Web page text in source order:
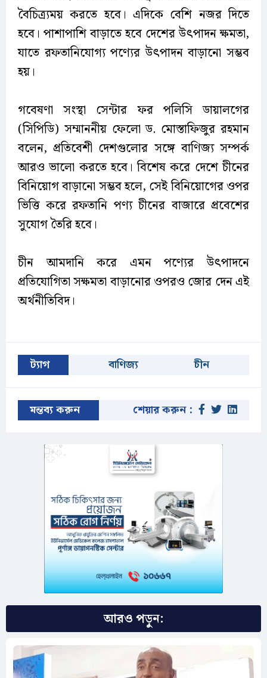
বৈচিত্র্যময় করতে হবে। এদিকে বেশি নজর দিতে
হবে। পাশাপাশি বাড়াতে হবে দেশের উৎপাদন ক্ষমতা,
যাতে রফতানিযোগ্য পণ্যের উৎপাদন বাড়ানো সম্ভব
হয়।
গবেষণা সংস্থা সেন্টার ফর পলিসি ডায়ালগের
(সিপিডি) সম্মাননীয় ফেলো ড. মোস্তাফিজুর রহমান
বলেন, প্রতিবেশী দেশগুলোর সঙ্গে বাণিজ্য সম্পর্ক
আরও ভালো করতে হবে। বিশেষ করে দেশে চীনের
বিনিয়োগ বাড়ানো সম্ভব হলে, সেই বিনিয়োগের ওপর
ভিত্তি করে রফতানি পণ্য চীনের বাজারে প্রবেশের
সুযোগ তৈরি হবে।
চীন আমদানি করে এমন পণ্যের উৎপাদনে
প্রতিযোগিতা সক্ষমতা বাড়ানোর ওপরও জোর দেন এই
অর্থনীতিবিদ।
ট্যাগ বাণিজ্য চীন
মন্তব্য করুন শেয়ার করুন :
আরও পড়ুন: